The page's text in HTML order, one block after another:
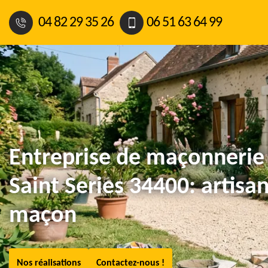
04 82 29 35 26 06 51 63 64 99
Entreprise de maçonnerie
Saint Series 34400:
maçon
Nos réalisations Contactez-nous !